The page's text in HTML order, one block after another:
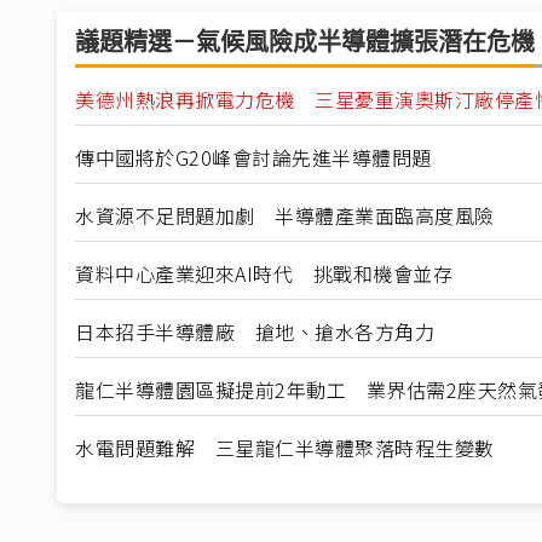
議題精選－氣候風險成半導體擴張潛在危機
美德州熱浪再掀電力危機 三星憂重演奧斯汀廠停產
傳中國將於G20峰會討論先進半導體問題
水資源不足問題加劇 半導體產業面臨高度風險
資料中心產業迎來AI時代 挑戰和機會並存
日本招手半導體廠 搶地、搶水各方角力
龍仁半導體園區擬提前2年動工 業界估需2座天然氣
水電問題難解 三星龍仁半導體聚落時程生變數